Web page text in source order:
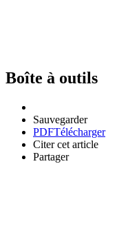
Boîte à outils
Sauvegarder
PDFTélécharger
Citer cet article
Partager